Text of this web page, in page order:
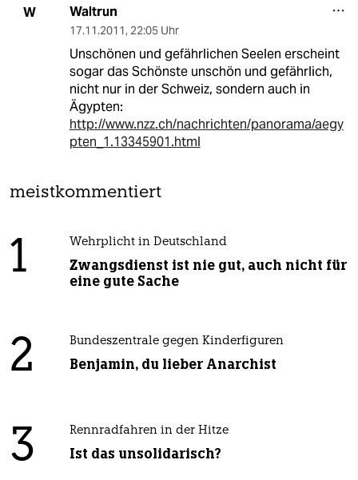
W Waltrun
17.11.2011, 22:05 Uhr
Unschönen und gefährlichen Seelen erscheint
sogar das Schönste unschön und gefährlich,
nicht nur in der Schweiz, sondern auch in
Ägypten:
http://www.nzz.ch/nachrichten/panorama/aegy
pten_1.13345901.html
meistkommentiert
1 Wehrplicht in Deutschland
Zwangsdienst ist nie gut, auch nicht für
eine gute Sache
2 Bundeszentrale gegen Kinderfiguren
Benjamin, du lieber Anarchist
3 Rennradfahren in der Hitze
Ist das unsolidarisch?